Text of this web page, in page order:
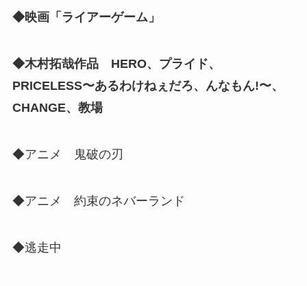
◆映画「ライアーゲーム」
◆木村拓哉作品 HERO、プライド、
PRICELESS〜あるわけねぇだろ、んなもん!〜、
CHANGE、教場
◆アニメ 鬼破の刃
◆アニメ 約束のネバーランド
◆逃走中